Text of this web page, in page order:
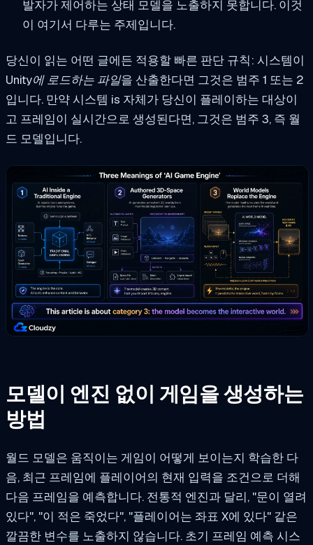
발자가 제어하는 상태 모델을 노출하지 못합니다. 이것
이 여기서 다루는 주제입니다.
당신이 읽는 어떤 글에든 적용할 빠른 판단 규칙: 시스템이
Unity에 로드하는 파일을 산출한다면 그것은 범주 1 또는 2
입니다. 만약 시스템 is 자체가 당신이 플레이하는 대상이
고 프레임이 실시간으로 생성된다면, 그것은 범주 3, 즉 월
드 모델입니다.
모델이 엔진 없이 게임을 생성하는
방법
월드 모델은 움직이는 게임이 어떻게 보이는지 학습한 다
음, 최근 프레임에 플레이어의 현재 입력을 조건으로 더해
다음 프레임을 예측합니다. 전통적 엔진과 달리, "문이 열려
있다", "이 적은 죽었다", "플레이어는 좌표 X에 있다" 같은
깔끔한 변수를 노출하지 않습니다. 초기 프레임 예측 시스